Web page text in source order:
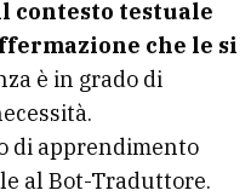
contesto testuale
che le si
è in grado di
di apprendimento
al Bot-Traduttore.